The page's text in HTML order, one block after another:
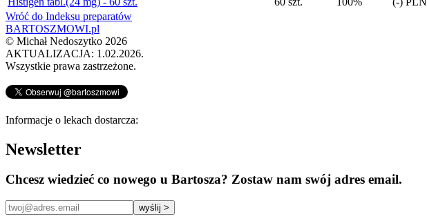
Wróć do Indeksu preparatów
BARTOSZMOWI.pl
© Michał Nedoszytko 2026
AKTUALIZACJA: 1.02.2026.
Wszystkie prawa zastrzeżone.
Informacje o lekach dostarcza:
Newsletter
Chcesz wiedzieć co nowego u Bartosza? Zostaw nam swój adres email.